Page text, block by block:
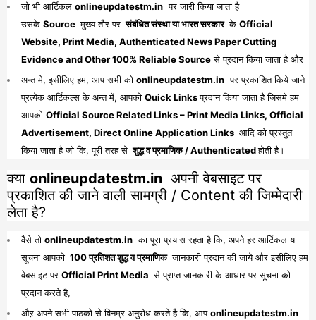
जो भी आर्टिकल onlineupdatestm.in पर जारी किया जाता है
उसके Source मुख्य तौर पर संबंधित संस्था या भारत सरकार के Official
Website, Print Media, Authenticated News Paper Cutting
Evidence and Other 100% Reliable Sourceसे प्रदान किया जाता है औऱ
अन्त मे, इसीलिए हम, आप सभी को onlineupdatestm.in पर प्रकाशित किये जाने
प्रत्येक आर्टिकल्स के अन्त में, आपको Quick Linksप्रदान किया जाता है जिसमे हम
आपको Official Source Related Links – Print Media Links, Official
Advertisement, Direct Online Application Links आदि को प्रस्तुत
किया जाता है जो कि, पूरी तरह से शुद्ध व प्रमाणिक / Authenticatedहोती है।
क्या onlineupdatestm.in अपनी वेबसाइट पर
प्रकाशित की जाने वाली सामग्री / Content की जिम्मेदारी
लेता है?
वैसे तो onlineupdatestm.in का पूरा प्रयास रहता है कि, अपने हर आर्टिकल या
सूचना आपको 100 प्रतिशत शुद्ध व प्रमाणिक जानकारी प्रदान की जाये औऱ इसीलिए हम
वेबसाइट पर Official Print Media से प्राप्त जानकारी के आधार पर सूचना को
प्रदान करते है,
औऱ अपने सभी पाठको से विनम्र अनुरोध करते है कि, आपonlineupdatestm.in